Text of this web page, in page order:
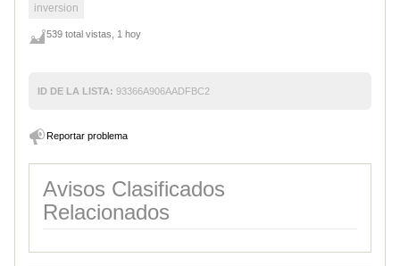
inversion
539 total vistas, 1 hoy
ID DE LA LISTA: 93366A906AADFBC2
Reportar problema
Avisos Clasificados
Relacionados